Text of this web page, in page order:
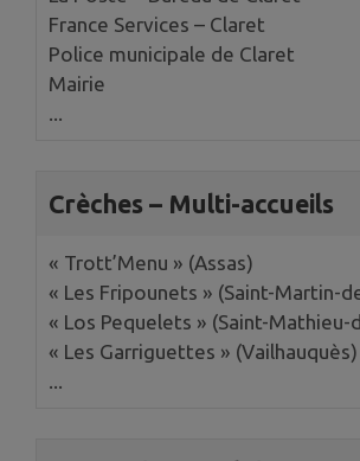
France Services – Claret
Police municipale de Claret
Mairie
...
Crèches – Multi-accueils
« Trott’Menu » (Assas)
« Les Fripounets » (Saint-Martin-
« Los Pequelets » (Saint-Mathieu-
« Les Garriguettes » (Vailhauquès)
...